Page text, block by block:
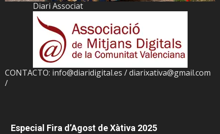
Diari Associat
CONTACTO: info@diaridigital.es / diarixativa@gmail.com
/
Especial Fira d’Agost de Xàtiva 2025